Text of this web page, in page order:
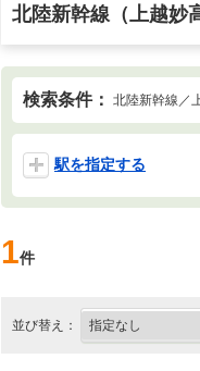
北陸新幹線（上越妙
検索条件： 北陸新幹線／
駅を指定する
1件
並び替え：